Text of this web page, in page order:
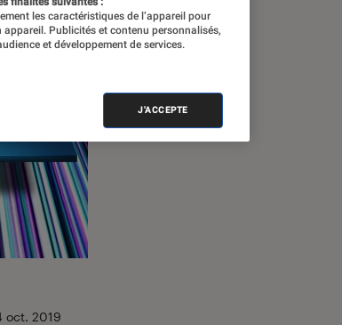
oct. 2019
les caractéristiques de l’appareil pour
Publicités et contenu personnalisés,
et développement de services.
J'ACCEPTE